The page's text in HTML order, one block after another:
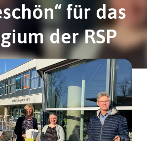
für das
der RSP